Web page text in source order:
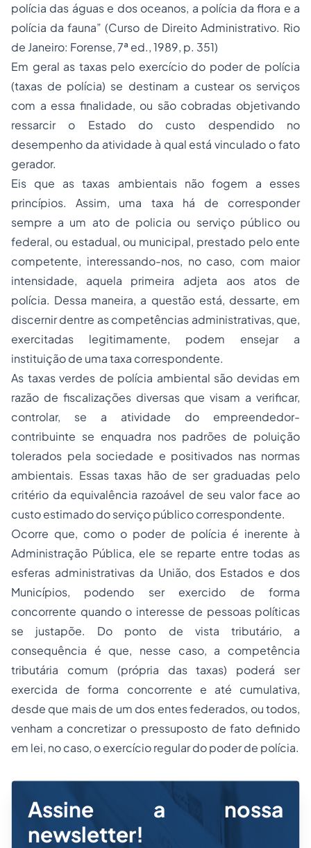
polícia das águas e dos oceanos, a polícia da flora e a
polícia da fauna” (Curso de Direito Administrativo. Rio
de Janeiro: Forense, 7ª ed., 1989, p. 351)
Em geral as taxas pelo exercício do poder de polícia
(taxas de polícia) se destinam a custear os serviços
com a essa finalidade, ou são cobradas objetivando
ressarcir o Estado do custo despendido no
desempenho da atividade à qual está vinculado o fato
gerador.
Eis que as taxas ambientais não fogem a esses
princípios. Assim, uma taxa há de corresponder
sempre a um ato de policia ou serviço público ou
federal, ou estadual, ou municipal, prestado pelo ente
competente, interessando-nos, no caso, com maior
intensidade, aquela primeira adjeta aos atos de
polícia. Dessa maneira, a questão está, dessarte, em
discernir dentre as competências administrativas, que,
exercitadas legitimamente, podem ensejar a
instituição de uma taxa correspondente.
As taxas verdes de polícia ambiental são devidas em
razão de fiscalizações diversas que visam a verificar,
controlar, se a atividade do empreendedor-
contribuinte se enquadra nos padrões de poluição
tolerados pela sociedade e positivados nas normas
ambientais. Essas taxas hão de ser graduadas pelo
critério da equivalência razoável de seu valor face ao
custo estimado do serviço público correspondente.
Ocorre que, como o poder de polícia é inerente à
Administração Pública, ele se reparte entre todas as
esferas administrativas da União, dos Estados e dos
Municípios, podendo ser exercido de forma
concorrente quando o interesse de pessoas políticas
se justapõe. Do ponto de vista tributário, a
consequência é que, nesse caso, a competência
tributária comum (própria das taxas) poderá ser
exercida de forma concorrente e até cumulativa,
desde que mais de um dos entes federados, ou todos,
venham a concretizar o pressuposto de fato definido
em lei, no caso, o exercício regular do poder de polícia.
Assine a nossa
newsletter!